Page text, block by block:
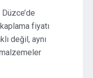
Düzce’de
fiyatı
değil, aynı